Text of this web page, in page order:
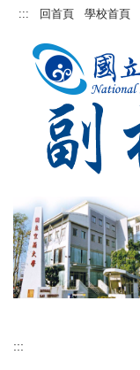
跳::: 回首頁 學校首頁
:::